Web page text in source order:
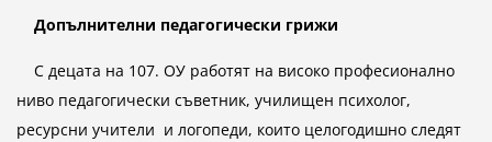
Допълнителни педагогически грижи
С децата на 107. ОУ работят на високо професионално
ниво педагогически съветник, училищен психолог,
ресурсни учители и логопеди, които целогодишно следят